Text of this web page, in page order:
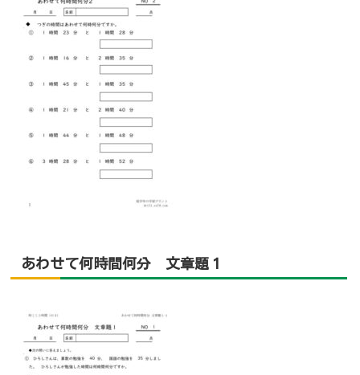
あわせて何時間何分 文章題１